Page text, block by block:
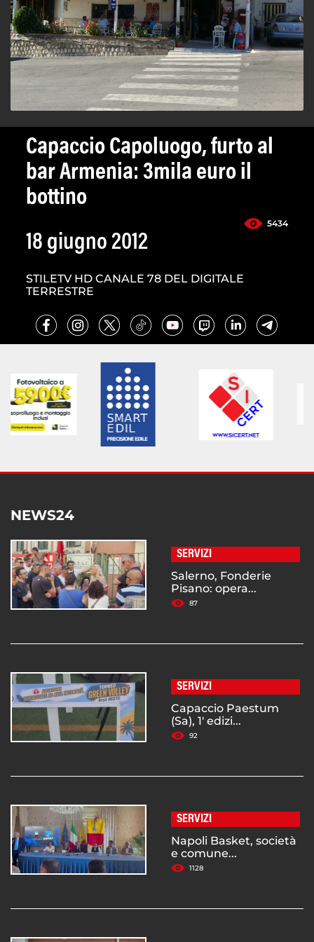
Capaccio Capoluogo, furto al
bar Armenia: 3mila euro il
bottino
5434
18 giugno 2012
STILETV HD CANALE 78 DEL DIGITALE
TERRESTRE
NEWS24
SERVIZI
Salerno, Fonderie
Pisano: opera...
87
SERVIZI
Capaccio Paestum
(Sa), 1' edizi...
92
SERVIZI
Napoli Basket, società
e comune...
1128